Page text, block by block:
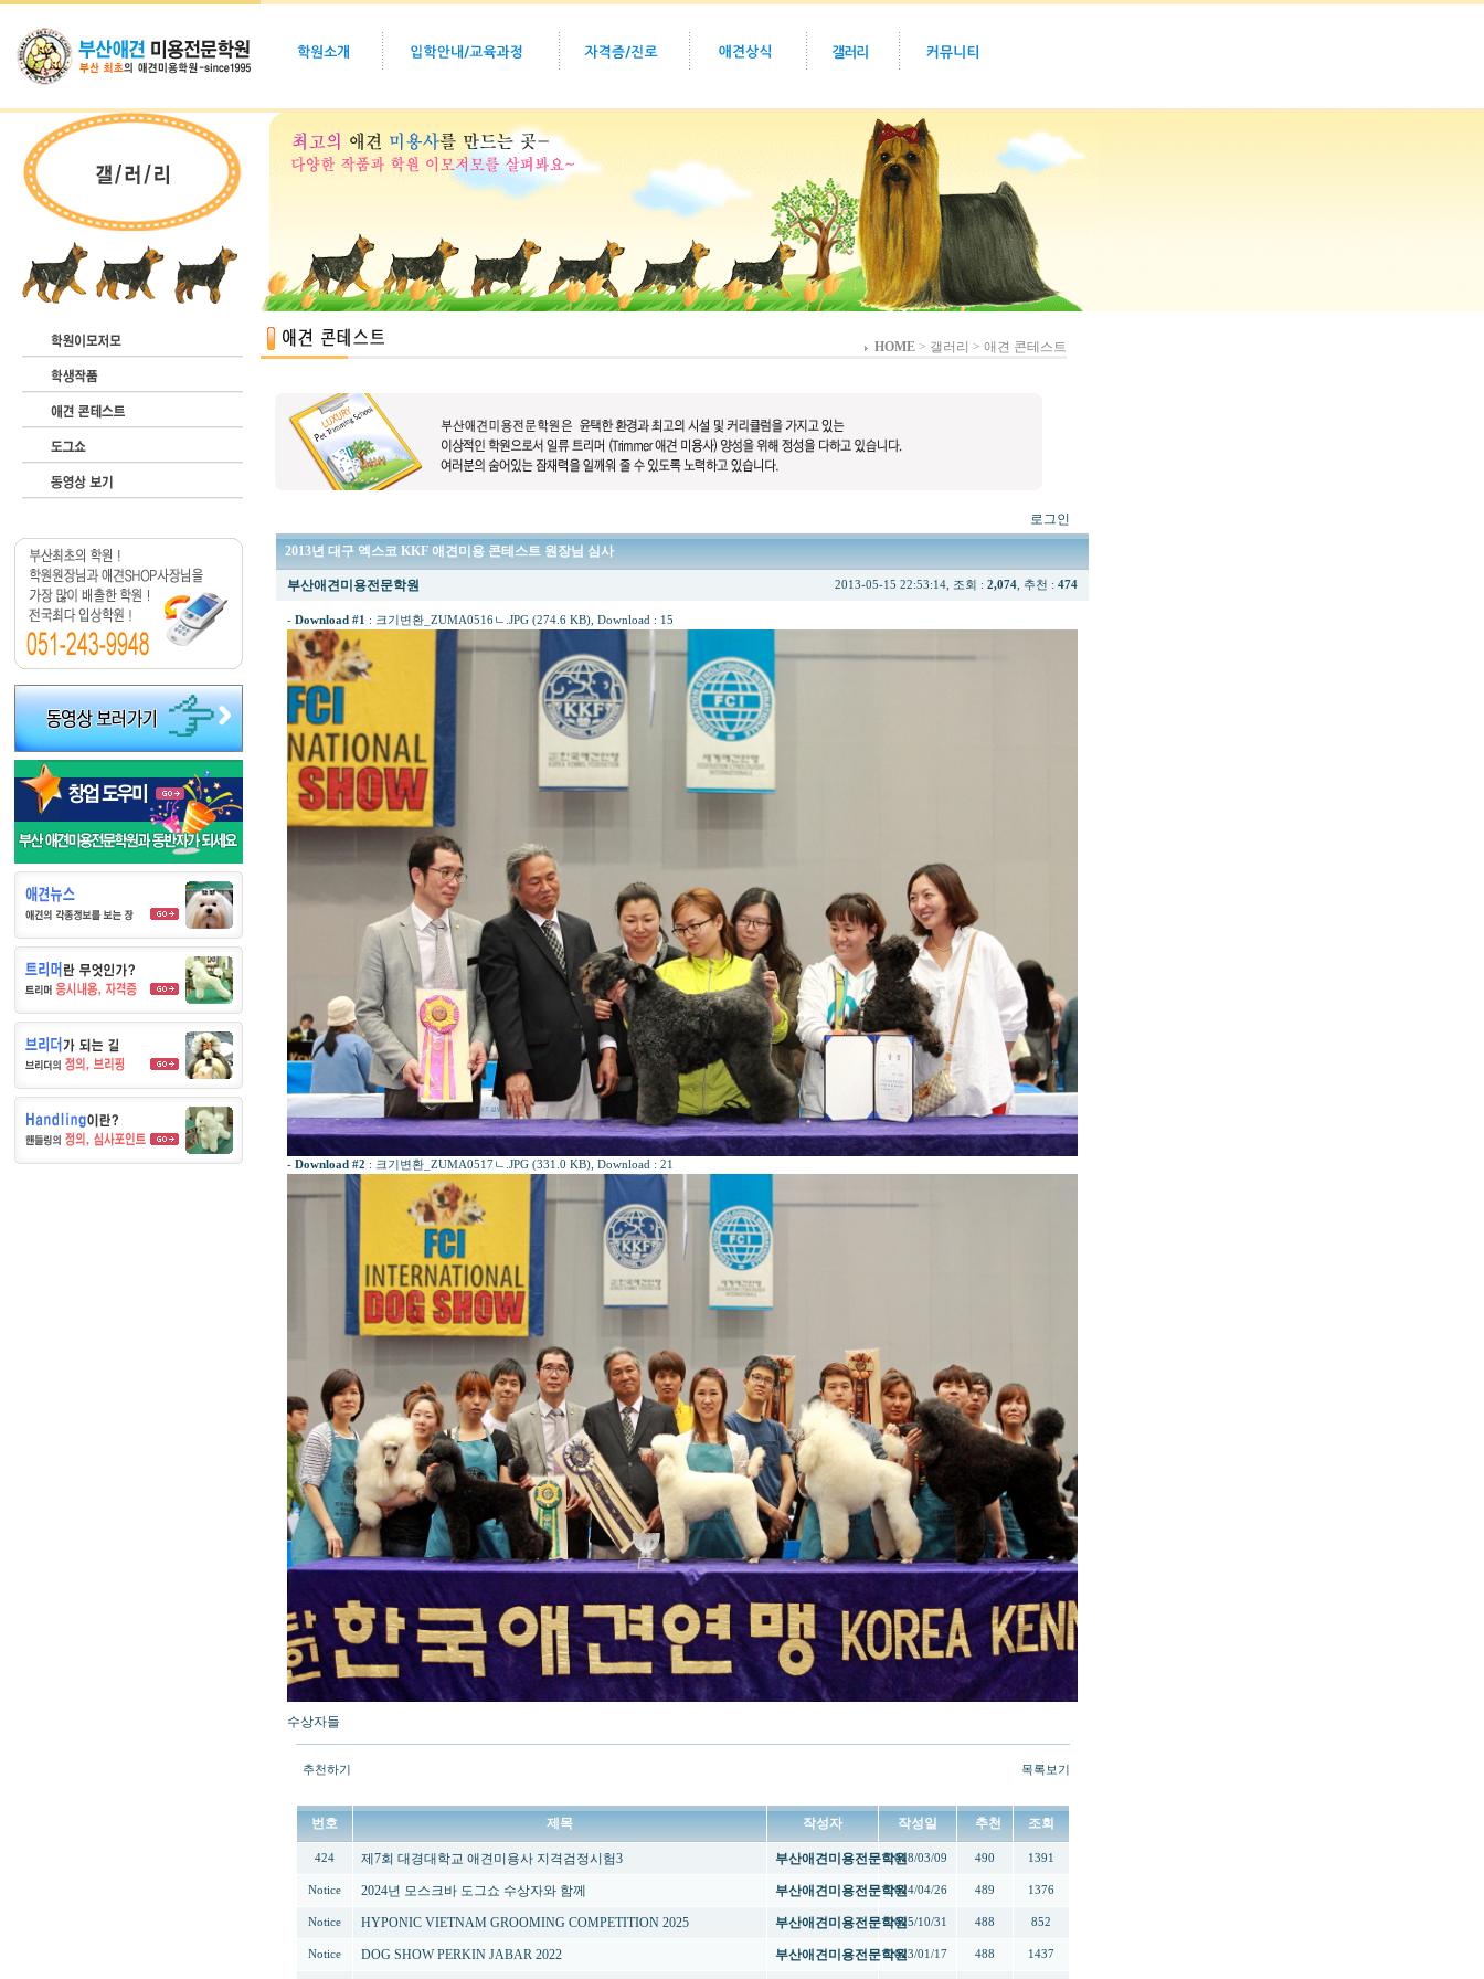
HOME > 갤러리 > 애견 콘테스트
로그인
2013년 대구 엑스코 KKF 애견미용 콘테스트 원장님 심사
부산애견미용전문학원 2013-05-15 22:53:14, 조회 : 2,074 , 추천 : 474
- Download #1 : 크기변환_ZUMA0516ㄴ.JPG (274.6 KB) , Download : 15
- Download #2 : 크기변환_ZUMA0517ㄴ.JPG (331.0 KB), Download : 21
수상자들
추천하기 목록보기
번호 제목 작성자 작성일 추천 조회
424 제7회 대경대학교 애견미용사 지격검정시험3 부산애견미용전문학원2018/03/09 490 1391
Notice 2024년 모스크바 도그쇼 수상자와 함께 부산애견미용전문학원2024/04/26 489 1376
Notice HYPONIC VIETNAM GROOMING COMPETITION 2025 부산애견미용전문학원2025/10/31 488 852
Notice DOG SHOW PERKIN JABAR 2022 부산애견미용전문학원2023/01/17 488 1437